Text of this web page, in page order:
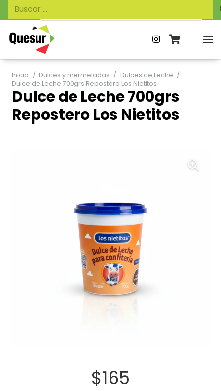
de
productos
Buscar:
Inicio / Dulces y mermeladas / Dulces de Leche /
Dulce de Leche 700grs Repostero Los Nietitos
Dulce de Leche 700grs
Repostero Los Nietitos
$165